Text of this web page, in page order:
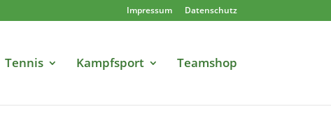
Impressum Datenschutz
Tennis Kampfsport Teamshop